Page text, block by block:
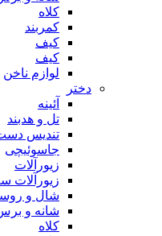
کلاه
کمربند
کیف
کیف
لوازم ناخن
دختر
آئینه
تل و هدبند
تندیس
جاسوئیچی
زیورآلات
زیورآلات
شال و
شانه و
کلاه